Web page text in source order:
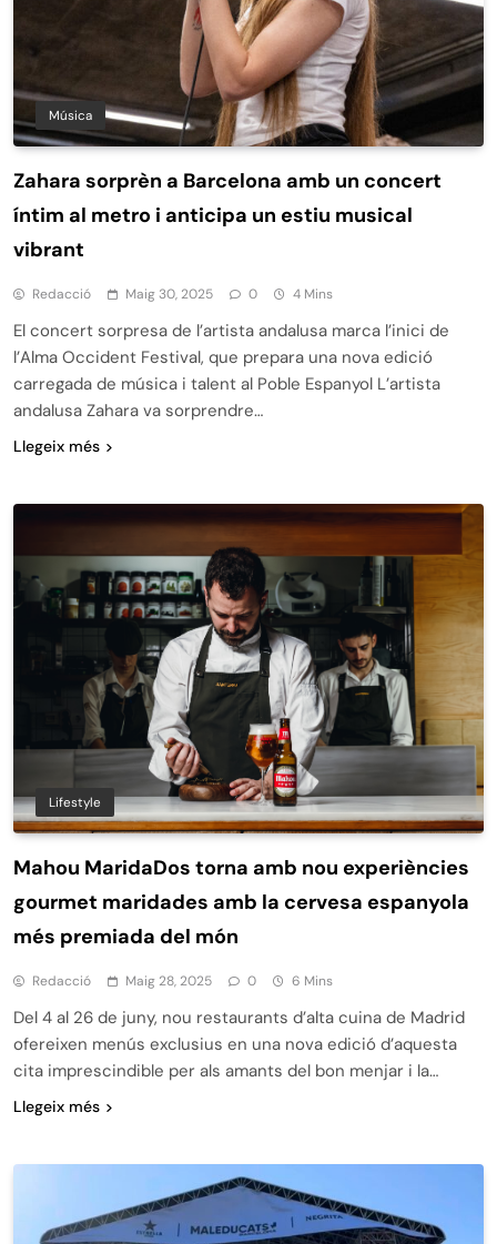
Música
Zahara sorprèn a Barcelona amb un concert
íntim al metro i anticipa un estiu musical
vibrant
Redacció Maig 30, 2025 0 4 Mins
El concert sorpresa de l’artista andalusa marca l’inici de
l’Alma Occident Festival, que prepara una nova edició
carregada de música i talent al Poble Espanyol L’artista
andalusa Zahara va sorprendre…
Llegeix més
Lifestyle
Mahou MaridaDos torna amb nou experiències
gourmet maridades amb la cervesa espanyola
més premiada del món
Redacció Maig 28, 2025 0 6 Mins
Del 4 al 26 de juny, nou restaurants d’alta cuina de Madrid
ofereixen menús exclusius en una nova edició d’aquesta
cita imprescindible per als amants del bon menjar i la…
Llegeix més